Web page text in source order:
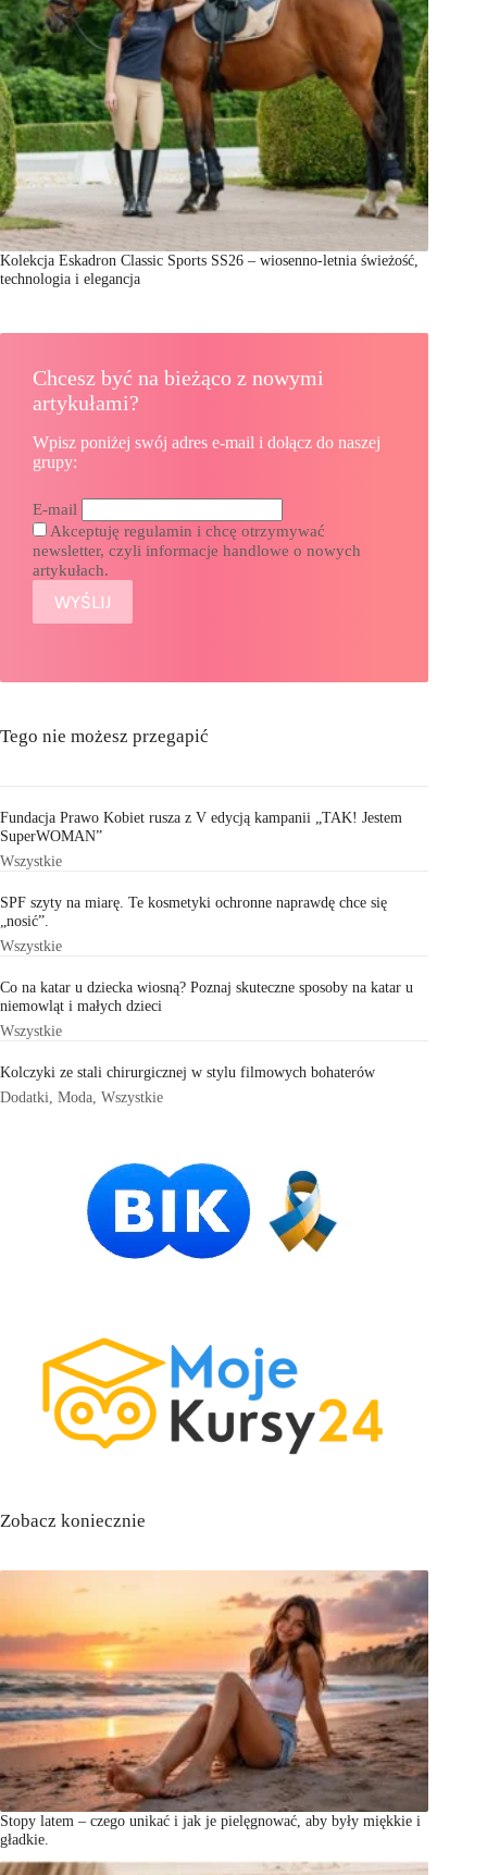
Kolekcja Eskadron Classic Sports SS26 – wiosenno-letnia świeżość,
technologia i elegancja
Chcesz być na bieżąco z nowymi
artykułami?
Wpisz poniżej swój adres e-mail i dołącz do naszej
grupy:
E-mail
Akceptuję regulamin i chcę otrzymywać
newsletter, czyli informacje handlowe o nowych
artykułach.
Tego nie możesz przegapić
Fundacja Prawo Kobiet rusza z V edycją kampanii „TAK! Jestem
SuperWOMAN”
Wszystkie
SPF szyty na miarę. Te kosmetyki ochronne naprawdę chce się
„nosić”.
Wszystkie
Co na katar u dziecka wiosną? Poznaj skuteczne sposoby na katar u
niemowląt i małych dzieci
Wszystkie
Kolczyki ze stali chirurgicznej w stylu filmowych bohaterów
Dodatki Moda Wszystkie
Zobacz koniecznie
Stopy latem – czego unikać i jak je pielęgnować, aby były miękkie i
gładkie.